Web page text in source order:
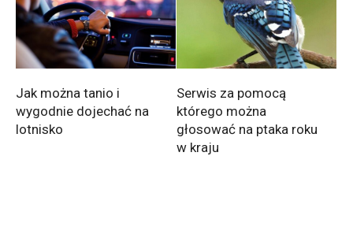
Jak można tanio i
wygodnie dojechać na
lotnisko
Serwis za pomocą
którego można
głosować na ptaka roku
w kraju